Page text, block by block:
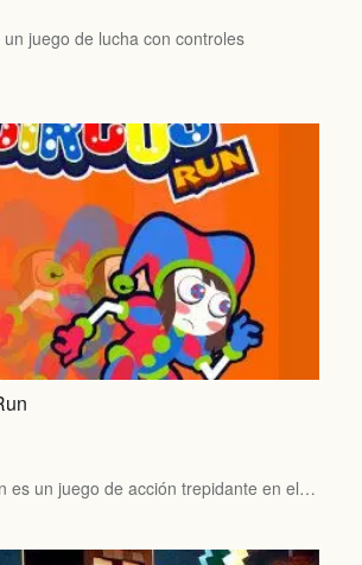
juego de lucha con controles
es un juego de acción trepidante en el…